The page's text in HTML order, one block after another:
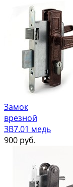
Замок
врезной
ЗВ7.01 медь
900 руб.